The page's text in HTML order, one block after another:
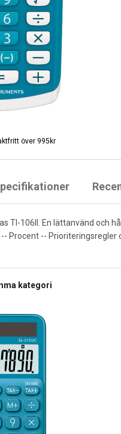
över 995kr
TI-106II. En lättanvänd och
Procent --
kategori